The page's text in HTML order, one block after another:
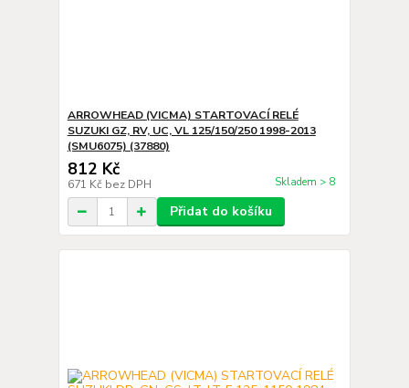
ARROWHEAD (VICMA) STARTOVACÍ RELÉ
SUZUKI GZ, RV, UC, VL 125/150/250 1998-2013
(SMU6075) (37880)
812 Kč
671 Kč bez DPH Skladem > 8
Přidat do košíku